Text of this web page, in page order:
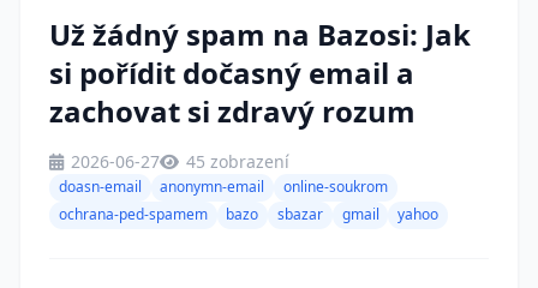
Už žádný spam na Bazosi: Jak
si pořídit dočasný email a
zachovat si zdravý rozum
2026-06-27 45 zobrazení
doasn-email anonymn-email
online-soukrom
ochrana-ped-spamem
bazo sbazar gmail yahoo